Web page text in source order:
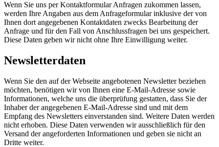
Wenn Sie uns per Kontaktformular Anfragen zukommen lassen,
werden Ihre Angaben aus dem Anfrageformular inklusive der von
Ihnen dort angegebenen Kontaktdaten zwecks Bearbeitung der
Anfrage und für den Fall von Anschlussfragen bei uns gespeichert.
Diese Daten geben wir nicht ohne Ihre Einwilligung weiter.
Newsletterdaten
Wenn Sie den auf der Webseite angebotenen Newsletter beziehen
möchten, benötigen wir von Ihnen eine E-Mail-Adresse sowie
Informationen, welche uns die überprüfung gestatten, dass Sie der
Inhaber der angegebenen E-Mail-Adresse sind und mit dem
Empfang des Newsletters einverstanden sind. Weitere Daten werden
nicht erhoben. Diese Daten verwenden wir ausschließlich für den
Versand der angeforderten Informationen und geben sie nicht an
Dritte weiter.